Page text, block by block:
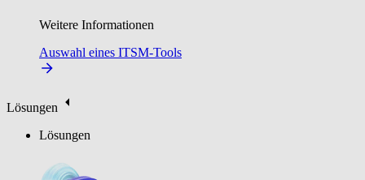
Weitere Informationen
Auswahl eines ITSM-Tools
Lösungen
Lösungen